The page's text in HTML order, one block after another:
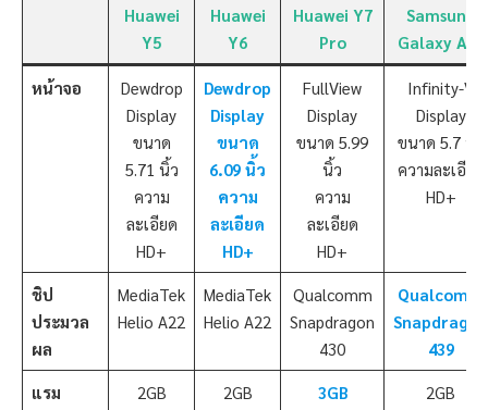
Huawei
Y5
Huawei
Y6
Huawei Y7
Pro
Samsung
Galaxy A01
หน้าจอ
Dewdrop
Display
ขนาด
5.71 นิ้ว
ความ
ละเอียด
HD+
Dewdrop
Display
ขนาด
6.09 นิ้ว
ความ
ละเอียด
HD+
FullView
Display
ขนาด 5.99
นิ้ว
ความ
ละเอียด
HD+
Infinity-V
Display
ขนาด 5.7 นิ้ว
ความละเอียด
HD+
ชิป
ประมวล
ผล
MediaTek
Helio A22
MediaTek
Helio A22
Qualcomm
Snapdragon
430
Qualcomm
Snapdragon
439
แรม 2GB 2GB 3GB 2GB